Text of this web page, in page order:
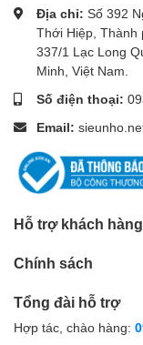
Địa chỉ: Số 392
Thới Hiệp, Thành
337/1 Lạc Long
Minh, Việt Nam.
Số điện thoại:
Email:
Hỗ trợ khách hàng
Chính sách
Tổng đài hỗ trợ
Hợp tác, chào hàng: